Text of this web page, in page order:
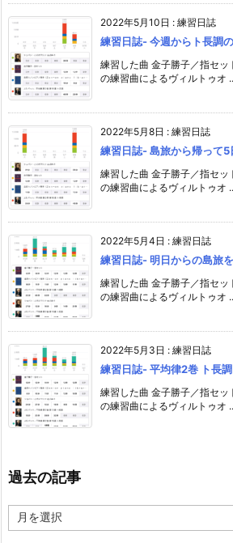
2022年5月10日 : 練習日誌
練習日誌- 今週からト長調
練習した曲 金子勝子／指セ
の練習曲によるヴィルトゥオ
2022年5月8日 : 練習日誌
練習日誌- 島旅から帰って
練習した曲 金子勝子／指セ
の練習曲によるヴィルトゥオ
2022年5月4日 : 練習日誌
練習日誌- 明日からの島旅
練習した曲 金子勝子／指セ
の練習曲によるヴィルトゥオ
2022年5月3日 : 練習日誌
練習日誌- 平均律2巻 ト長
練習した曲 金子勝子／指セ
の練習曲によるヴィルトゥオ
過去の記事
去